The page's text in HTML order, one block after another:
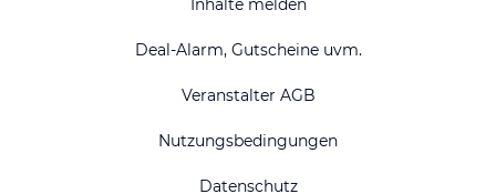
Inhalte melden
Deal-Alarm, Gutscheine uvm.
Veranstalter AGB
Nutzungsbedingungen
Datenschutz